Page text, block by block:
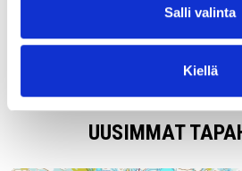
Salli valinta
Kiellä
UUSIMMAT